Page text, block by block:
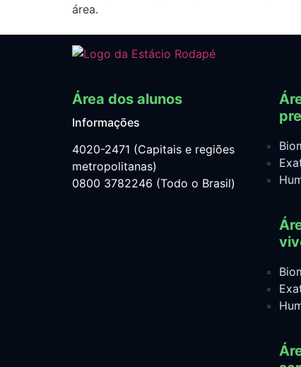
área.
Área dos alunos
Informações
4020-2471 (Capitais e regiões
metropolitanas)
0800 3782246 (Todo o Brasil)